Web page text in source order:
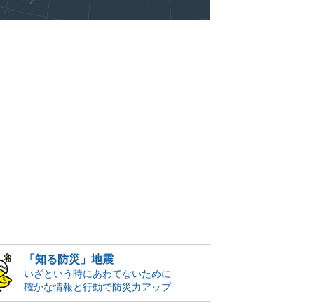
「知る防災」地震
いざという時にあわてないために
確かな情報と行動で防災力アップ